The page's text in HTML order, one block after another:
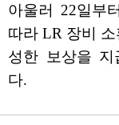
아울러 22일부
따라 LR 장비
성한 보상을 지
다.